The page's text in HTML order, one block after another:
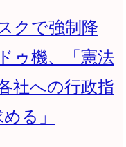
クで強制降
ゥ機、「憲法
社への行政指
る」